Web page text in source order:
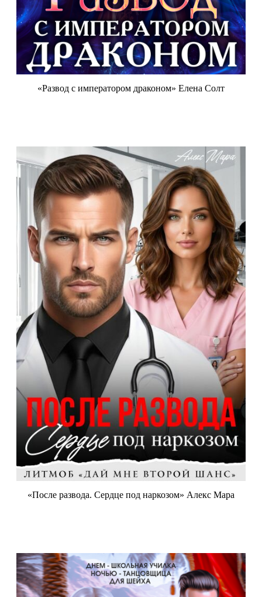
«Развод с императором драконом» Елена Солт
«После развода. Сердце под наркозом» Алекс Мара